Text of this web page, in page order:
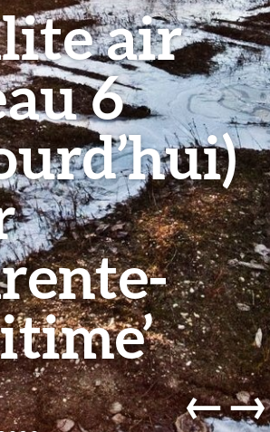
air
6
←→